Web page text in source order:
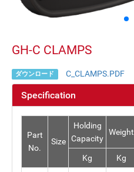
GH-C CLAMPS
ダウンロード C_CLAMPS.PDF
Specification
Part
No.
Size
Holding
Capacity
Weight
Kg Kg